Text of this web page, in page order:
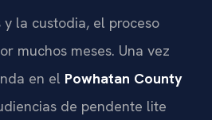
la custodia, el proceso
muchos meses. Una vez
en el Powhatan County
de pendente lite